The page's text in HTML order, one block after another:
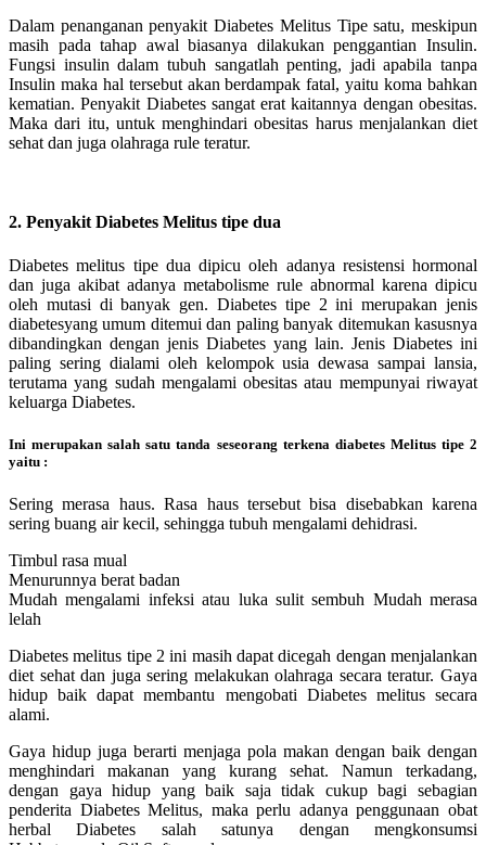
Dalam penanganan penyakit Diabetes Melitus Tipe satu, meskipun
masih pada tahap awal biasanya dilakukan penggantian Insulin.
Fungsi insulin dalam tubuh sangatlah penting, jadi apabila tanpa
Insulin maka hal tersebut akan berdampak fatal, yaitu koma bahkan
kematian. Penyakit Diabetes sangat erat kaitannya dengan obesitas.
Maka dari itu, untuk menghindari obesitas harus menjalankan diet
sehat dan juga olahraga rule teratur.
2. Penyakit Diabetes Melitus tipe dua
Diabetes melitus tipe dua dipicu oleh adanya resistensi hormonal
dan juga akibat adanya metabolisme rule abnormal karena dipicu
oleh mutasi di banyak gen. Diabetes tipe 2 ini merupakan jenis
diabetesyang umum ditemui dan paling banyak ditemukan kasusnya
dibandingkan dengan jenis Diabetes yang lain. Jenis Diabetes ini
paling sering dialami oleh kelompok usia dewasa sampai lansia,
terutama yang sudah mengalami obesitas atau mempunyai riwayat
keluarga Diabetes.
Ini merupakan salah satu tanda seseorang terkena diabetes Melitus tipe 2
yaitu :
Sering merasa haus. Rasa haus tersebut bisa disebabkan karena
sering buang air kecil, sehingga tubuh mengalami dehidrasi.
Timbul rasa mual
Menurunnya berat badan
Mudah mengalami infeksi atau luka sulit sembuh Mudah merasa
lelah
Diabetes melitus tipe 2 ini masih dapat dicegah dengan menjalankan
diet sehat dan juga sering melakukan olahraga secara teratur. Gaya
hidup baik dapat membantu mengobati Diabetes melitus secara
alami.
Gaya hidup juga berarti menjaga pola makan dengan baik dengan
menghindari makanan yang kurang sehat. Namun terkadang,
dengan gaya hidup yang baik saja tidak cukup bagi sebagian
penderita Diabetes Melitus, maka perlu adanya penggunaan obat
herbal Diabetes salah satunya dengan mengkonsumsi